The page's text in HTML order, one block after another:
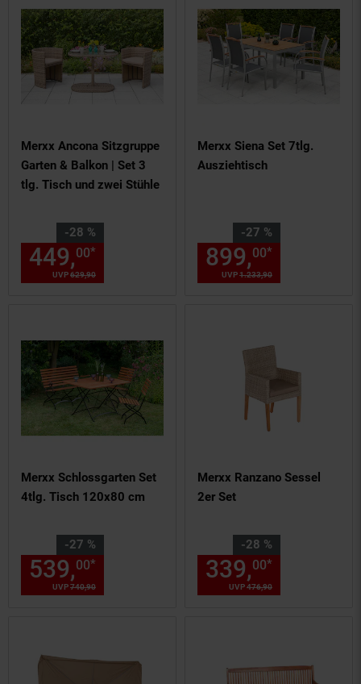
Merxx Ancona Sitzgruppe
Garten & Balkon | Set 3
tlg. Tisch und zwei Stühle
-28 %
Sie Sparen 28 Prozent,
UVP629,90
449,00* Aktueller Preis: 449,
Merxx Siena Set 7tlg.
Ausziehtisch
-27 %
Sie Sparen 27 Prozent,
UVP1.233,90
899,00*
Merxx Schlossgarten Set
4tlg. Tisch 120x80 cm
-27 %
Sie Sparen 27 Prozent,
UVP740,90
539,00* Aktueller Preis: 539,
Merxx Ranzano Sessel
2er Set
-28 %
Sie Sparen 28 Prozent,
UVP476,90
339,00*